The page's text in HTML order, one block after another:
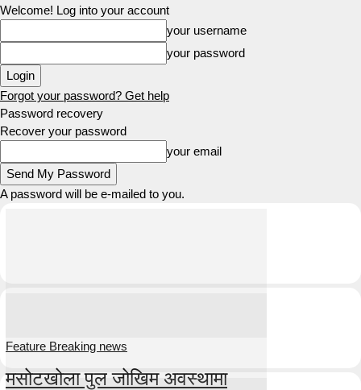
Welcome! Log into your account
your username
your password
Forgot your password? Get help
Password recovery
Recover your password
your email
A password will be e-mailed to you.
Feature Breaking news
मसोटखोला पुल जोखिम अवस्थामा